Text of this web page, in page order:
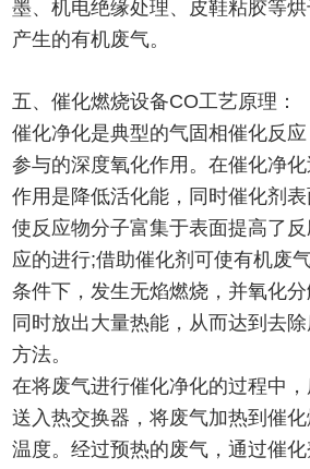
墨、机电绝缘处理、皮鞋粘胶等
产生的有机废气。
五、催化燃烧设备CO工艺原理：
催化净化是典型的气固相催化反
参与的深度氧化作用。在催化净
作用是降低活化能，同时催化剂表
使反应物分子富集于表面提高了
应的进行;借助催化剂可使有机废
条件下，发生无焰燃烧，并氧化分
同时放出大量热能，从而达到去
方法。
在将废气进行催化净化的过程中
送入热交换器，将废气加热到催
温度。经过预热的废气，通过催